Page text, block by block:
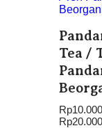
Tea /
Rp10.000
Rp20.000